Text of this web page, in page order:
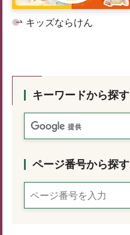
キッズならけん
キーワードから探す
ページ番号から探す